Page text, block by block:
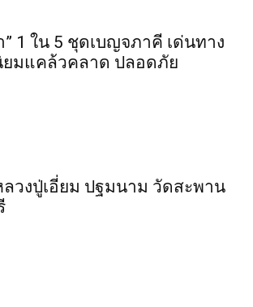
1 ใน 5​ ชุดเบญจ​ภาคี​ เด่นทาง
ยม​แคล้วคลาด​ ปลอดภัย​
วงปู่เอี่ยม ​ปฐม​นาม​ วัดสะพาน